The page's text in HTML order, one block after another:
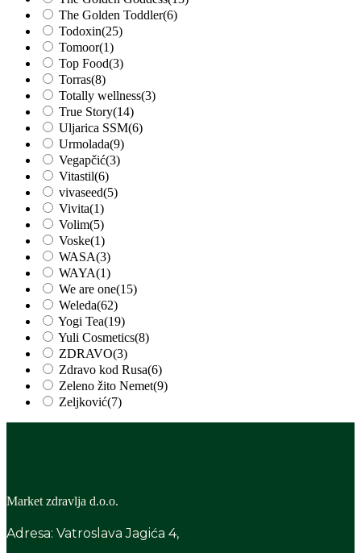
The Golden Toddler(6)
Todoxin(25)
Tomoor(1)
Top Food(3)
Torras(8)
Totally wellness(3)
True Story(14)
Uljarica SSM(6)
Urmolada(9)
Vegapčić(3)
Vitastil(6)
vivaseed(5)
Vivita(1)
Volim(5)
Voske(1)
WASA(3)
WAYA(1)
We are one(15)
Weleda(62)
Yogi Tea(19)
Yuli Cosmetics(8)
ZDRAVO(3)
Zdravo kod Rusa(6)
Zeleno žito Nemet(9)
Zeljković(7)
Market zdravlja d.o.o.
Adresa: Vatroslava Jagića 4,